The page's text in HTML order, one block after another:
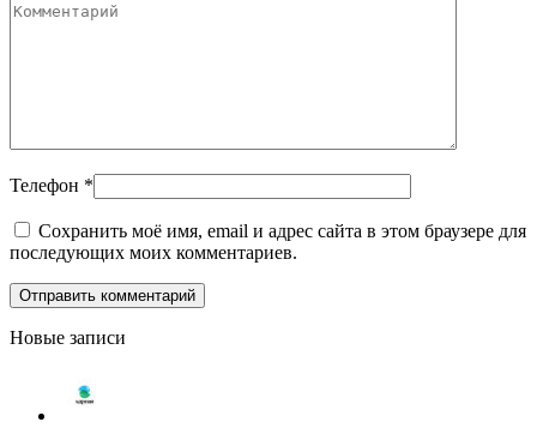
Телефон *
Сохранить моё имя, email и адрес сайта в этом браузере для
последующих моих комментариев.
Новые записи